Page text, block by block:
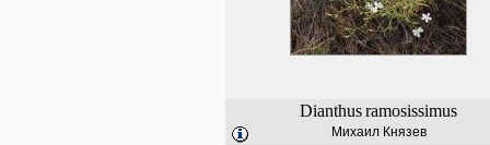
Dianthusramosissimus
Михаил Князев